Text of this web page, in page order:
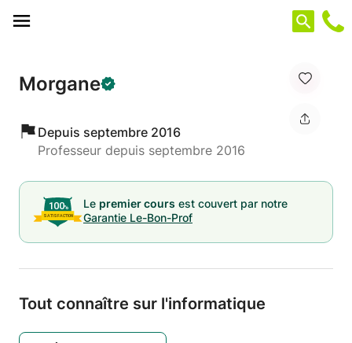
Morgane
Depuis septembre 2016
Professeur depuis septembre 2016
Le premier cours est couvert par notre
Garantie Le-Bon-Prof
Tout connaître sur l'informatique